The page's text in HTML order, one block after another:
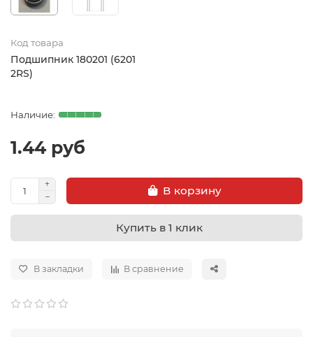
Код товара
Подшипник 180201 (6201
2RS)
1.44 руб
В корзину
Купить в 1 клик
В закладки В сравнение